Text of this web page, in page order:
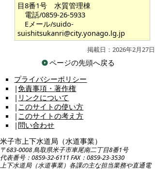
目8番1号 水質管理棟
電話/0859-26-5933
Eメール/suido-
suishitsukanri@city.yonago.lg.jp
掲載日：2026年2月27日
ページの先頭へ戻る
プライバシーポリシー
|免責事項・著作権
| リンクについて
| このサイトの使い方
| このサイトの考え方
| 問い合わせ
米子市上下水道局（水道事業）
〒683-0008 鳥取県米子市車尾南二丁目8番1号
代表番号：0859-32-6111 FAX：0859-23-3530
上下水道局（水道事業）各課の主な担当業務や直通電